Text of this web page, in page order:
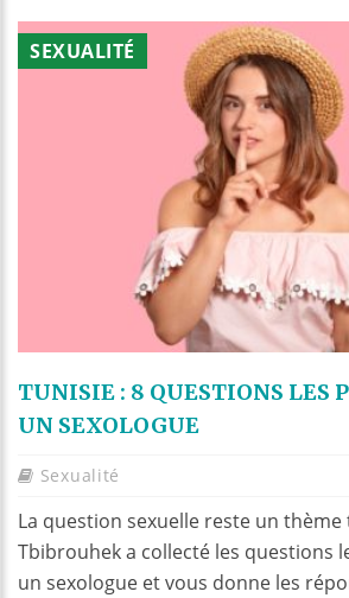
SEXUALITÉ
TUNISIE : 8 QUESTIONS LES
UN SEXOLOGUE
Sexualité
La question sexuelle reste un thème
Tbibrouhek a collecté les questions
un sexologue et vous donne les